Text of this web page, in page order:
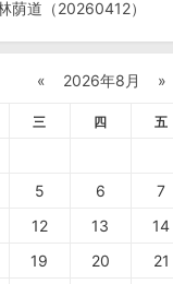
荫道（20260412）
« 2026年8月 »
三 四 五
5 6 7
12 13 14
19 20 21